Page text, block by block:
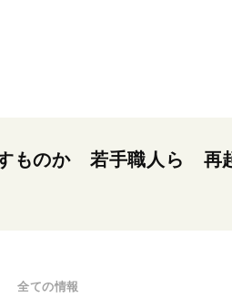
ものか 若手職人ら 再
全ての情報